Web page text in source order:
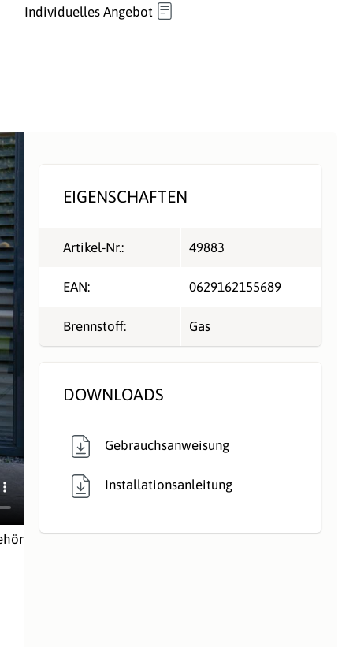
Individuelles Angebot
EIGENSCHAFTEN
Artikel-Nr.: 49883
EAN: 0629162155689
Brennstoff: Gas
DOWNLOADS
Gebrauchsanweisung
Installationsanleitung